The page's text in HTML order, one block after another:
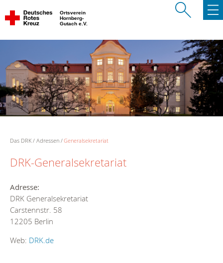
Ortsverein
Hornberg-
Gutach e.V.
Das DRK Adressen Generalsekretariat
DRK-Generalsekretariat
Adresse:
DRK Generalsekretariat
Carstennstr. 58
12205 Berlin
Web: DRK.de